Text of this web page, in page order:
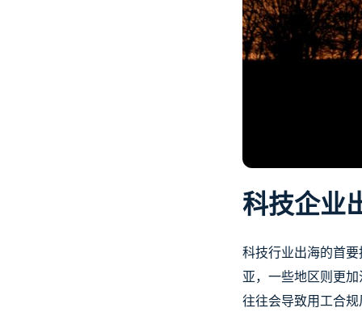
科技企业
科技行业出海的首
亚，一些地区则更
往往会导致用工合